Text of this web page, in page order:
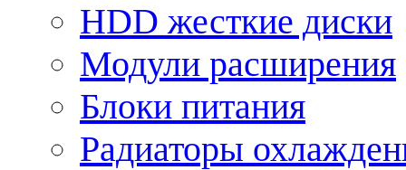
HDD жесткие диски
Модули расширения
Блоки питания
Радиаторы